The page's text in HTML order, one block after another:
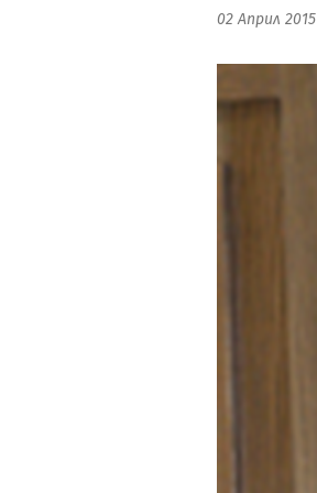
02 Април 2015